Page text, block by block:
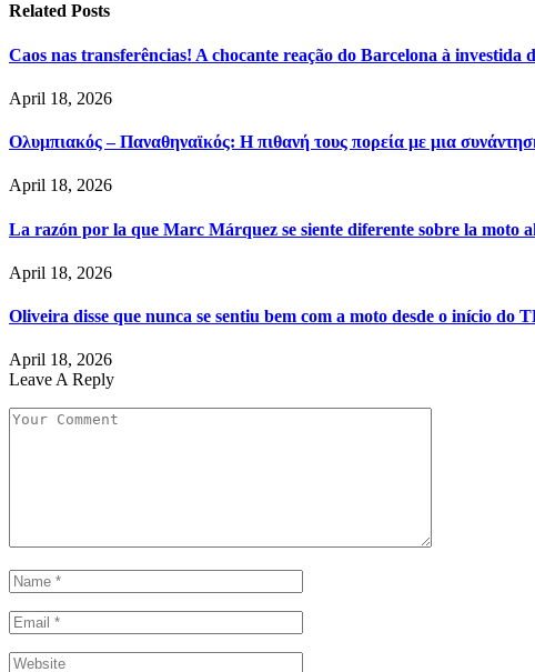
Related Posts
Caos nas transferências! A chocante reação do Barcelona à
April 18, 2026
Ολυμπιακός – Παναθηναϊκός: Η πιθανή τους πορεία με μια
April 18, 2026
La razón por la que Marc Márquez se siente diferente sobre la moto
April 18, 2026
Oliveira disse que nunca se sentiu bem com a moto desde o início do
April 18, 2026
Leave A Reply